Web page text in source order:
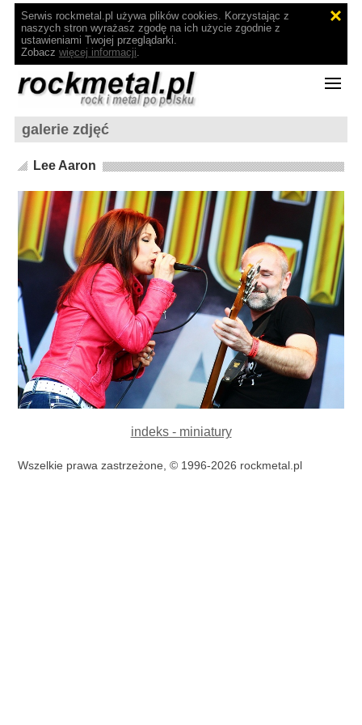
Serwis rockmetal.pl używa plików cookies. Korzystając z
naszych stron wyrażasz zgodę na ich użycie zgodnie z
ustawieniami Twojej przeglądarki.
Zobacz więcej informacji.
galerie zdjęć
Lee Aaron
indeks - miniatury
Wszelkie prawa zastrzeżone, © 1996-2026 rockmetal.pl